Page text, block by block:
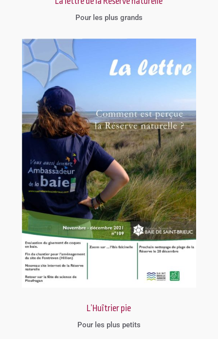
Pour les plus grands
L’Huîtrier pie
Pour les plus petits